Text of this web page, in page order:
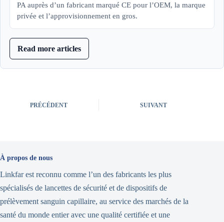
PA auprès d’un fabricant marqué CE pour l’OEM, la marque
privée et l’approvisionnement en gros.
Read more articles
PRÉCÉDENT SUIVANT
À propos de nous
Linkfar est reconnu comme l’un des fabricants les plus
spécialisés de lancettes de sécurité et de dispositifs de
prélèvement sanguin capillaire, au service des marchés de la
santé du monde entier avec une qualité certifiée et une